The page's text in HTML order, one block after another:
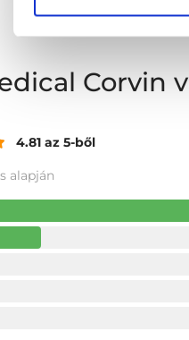
Corvin
4.81 az 5-ből
alapján